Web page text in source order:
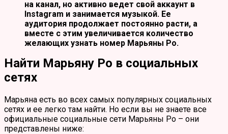
на канал, но активно ведет свой аккаунт в
Instagram и занимается музыкой. Ее
аудитория продолжает постоянно расти, а
вместе с этим увеличивается количество
желающих узнать номер Марьяны Ро.
Найти Марьяну Ро в социальных
сетях
Марьяна есть во всех самых популярных социальных
сетях и ее легко там найти. Но если вы не знаете все
официальные социальные сети Марьяны Ро – они
представлены ниже: